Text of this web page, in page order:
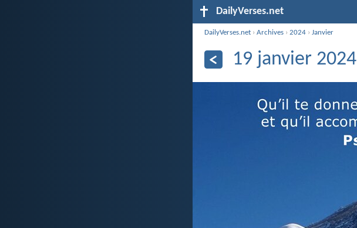
DailyVerses.net
DailyVerses.net ›Archives ›2024 ›Janvier
19 janvier 2024